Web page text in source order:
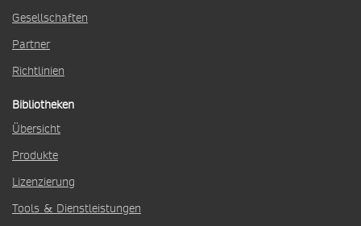
Gesellschaften
Partner
Richtlinien
Bibliotheken
Übersicht
Produkte
Lizenzierung
Tools & Dienstleistungen